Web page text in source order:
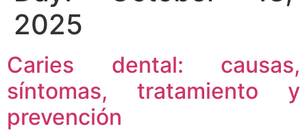
2025
Caries dental: causas,
síntomas, tratamiento y
prevención